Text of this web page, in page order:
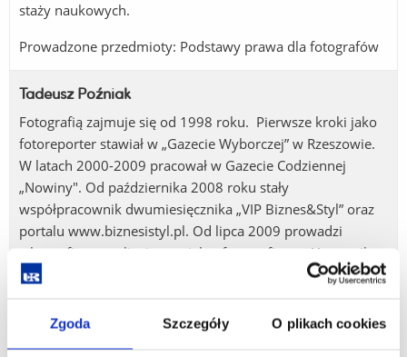
Zgoda Szczegóły O plikach cookies
staży naukowych.
Prowadzone przedmioty: Podstawy prawa dla fotografów
Tadeusz Poźniak
Fotografią zajmuje się od 1998 roku. Pierwsze kroki jako
fotoreporter stawiał w „Gazecie Wyborczej” w Rzeszowie.
W latach 2000-2009 pracował w Gazecie Codziennej
„Nowiny". Od października 2008 roku stały
współpracownik dwumiesięcznika „VIP Biznes&Styl” oraz
portalu www.biznesistyl.pl. Od lipca 2009 prowadzi
własną firmę realizując projekty fotograficzne. Uczestnik
i organizator wielu wystaw fotograficznych. Autor galerii
Jana Pawła II, która była prezentowana w rzeszowskiej